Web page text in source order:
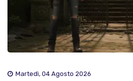
Martedì, 04 Agosto 2026